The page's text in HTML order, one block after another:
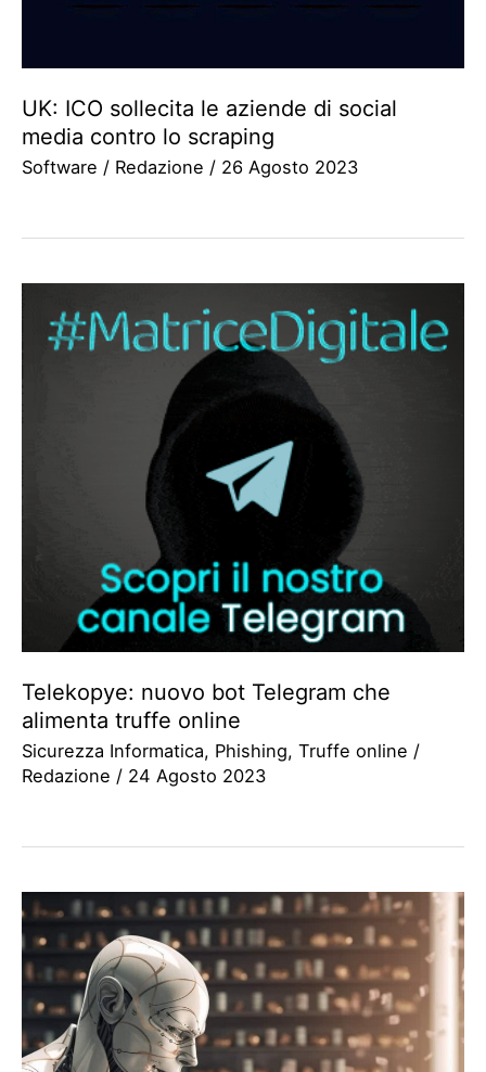
UK: ICO sollecita le aziende di social
media contro lo scraping
Software / Redazione / 26 Agosto 2023
Telekopye: nuovo bot Telegram che
alimenta truffe online
Sicurezza Informatica, Phishing, Truffe online /
Redazione / 24 Agosto 2023